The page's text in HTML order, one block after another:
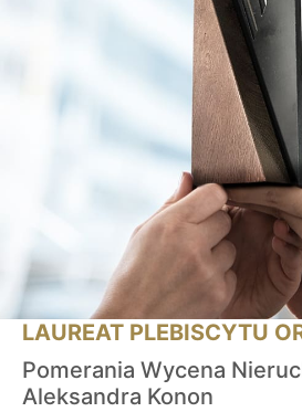
LAUREAT PLEBISCYTU
Pomerania Wycena
Aleksandra Konon